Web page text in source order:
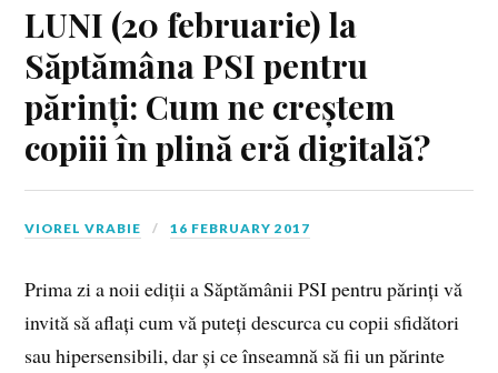
LUNI (20 februarie) la
Săptămâna PSI pentru
părinți: Cum ne creștem
copiii în plină eră digitală?
VIOREL VRABIE 16 FEBRUARY 2017
Prima zi a noii ediții a Săptămânii PSI pentru părinți vă
invită să aflați cum vă puteți descurca cu copii sfidători
sau hipersensibili, dar și ce înseamnă să fii un părinte